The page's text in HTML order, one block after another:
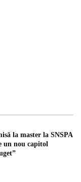
la master la SNSPA
un nou capitol